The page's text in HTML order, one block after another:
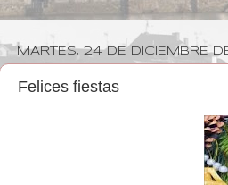
MARTES, 24 DE DICIEMBRE
Felices fiestas